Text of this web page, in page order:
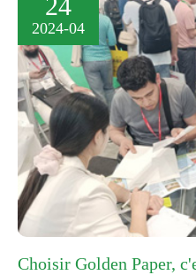
2024-04
Choisir Golden Paper,